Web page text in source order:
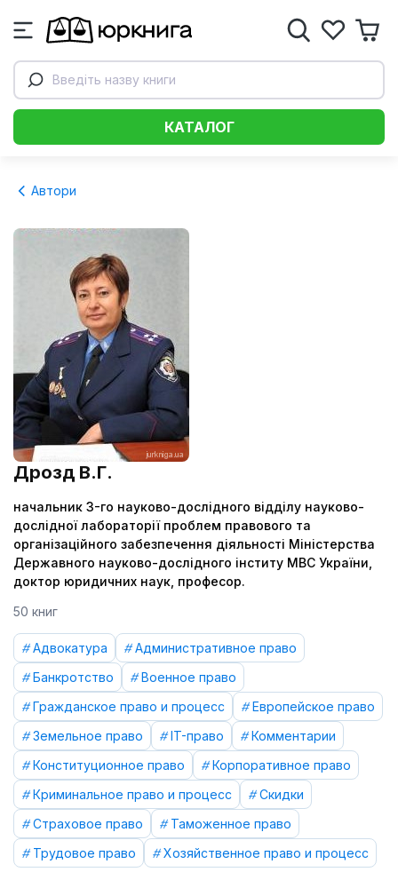
Введіть назву книги
КАТАЛОГ
Автори
Дрозд В.Г.
начальник 3-го науково-дослідного відділу науково-
дослідної лабораторії проблем правового та
організаційного забезпечення діяльності Міністерства
Державного науково-дослідного інститу МВС України,
доктор юридичних наук, професор.
50 книг
Адвокатура
Административное право
Банкротство
Военное право
Гражданское право и процесс
Европейское право
Земельное право
IT-право
Комментарии
Конституционное право
Корпоративное право
Криминальное право и процесс
Скидки
Страховое право
Таможенное право
Трудовое право
Хозяйственное право и процесс